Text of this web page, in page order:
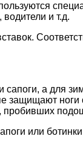
и т.д.
а для
защищают
пробивших
или